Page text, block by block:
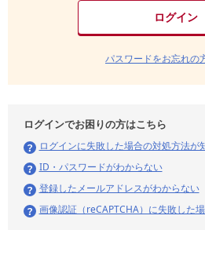
パスワードをお忘れの
ログインでお困りの方はこちら
ログインに失敗した場合の対処方法が
ID・パスワードがわからない
登録したメールアドレスがわからない
画像認証（reCAPTCHA）に失敗した